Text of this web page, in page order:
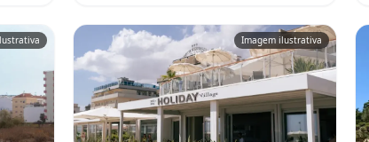
Imagem ilustrativa